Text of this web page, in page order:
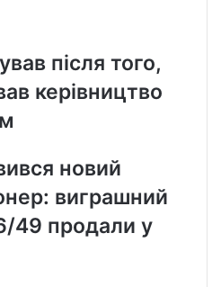
після того,
керівництво
новий
виграшний
49 продали у